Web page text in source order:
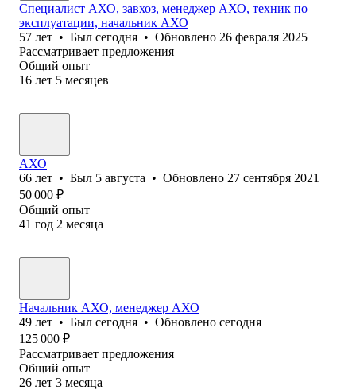
Специалист АХО, завхоз, менеджер АХО, техник по
эксплуатации, начальник АХО
57 лет • Был сегодня • Обновлено 26 февраля 2025
Рассматривает предложения
Общий опыт
16 лет 5 месяцев
АХО
66 лет • Был 5 августа • Обновлено 27 сентября 2021
50 000 ₽
Общий опыт
41 год 2 месяца
Начальник АХО, менеджер АХО
49 лет • Был сегодня • Обновлено сегодня
125 000 ₽
Рассматривает предложения
Общий опыт
26 лет 3 месяца